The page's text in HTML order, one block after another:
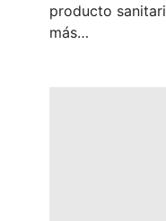
producto
más…